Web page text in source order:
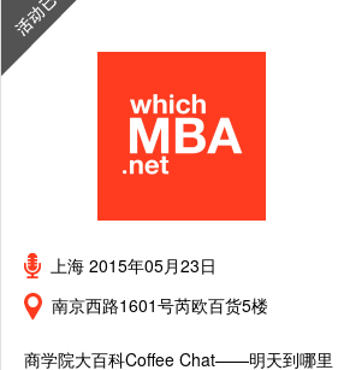
上海 2015年05月23日
南京西路1601号芮欧百货5楼
商学院大百科Coffee Chat——明天到哪里